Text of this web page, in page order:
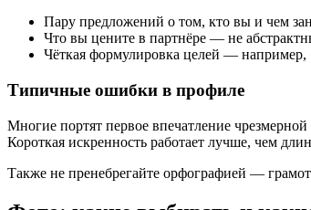
Пару предложений о том, кто вы и чем
Что вы цените в партнёре — не
Чёткая формулировка целей —
Типичные ошибки в профиле
Многие портят первое впечатление
Короткая искренность работает лучше, чем
Также не пренебрегайте орфографией —